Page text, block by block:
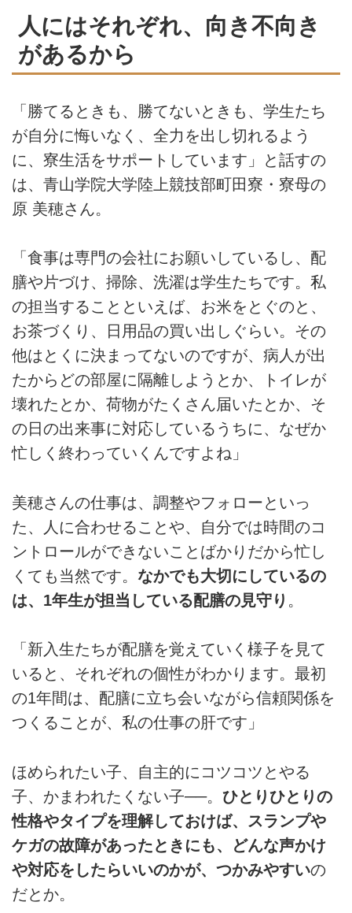
人にはそれぞれ、向き不向き
があるから
「勝てるときも、勝てないときも、学生たち
が自分に悔いなく、全力を出し切れるよう
に、寮生活をサポートしています」と話すの
は、青山学院大学陸上競技部町田寮・寮母の
原 美穂さん。
「食事は専門の会社にお願いしているし、配
膳や片づけ、掃除、洗濯は学生たちです。私
の担当することといえば、お米をとぐのと、
お茶づくり、日用品の買い出しぐらい。その
他はとくに決まってないのですが、病人が出
たからどの部屋に隔離しようとか、トイレが
壊れたとか、荷物がたくさん届いたとか、そ
の日の出来事に対応しているうちに、なぜか
忙しく終わっていくんですよね」
美穂さんの仕事は、調整やフォローといっ
た、人に合わせることや、自分では時間のコ
ントロールができないことばかりだから忙し
くても当然です。 なかでも大切にしているの
は、1年生が担当している配膳の見守り 。
「新入生たちが配膳を覚えていく様子を見て
いると、それぞれの個性がわかります。最初
の1年間は、配膳に立ち会いながら信頼関係を
つくることが、私の仕事の肝です」
ほめられたい子、自主的にコツコツとやる
子、かまわれたくない子──。 ひとりひとりの
性格やタイプを理解しておけば、スランプや
ケガの故障があったときにも、どんな声かけ
や対応をしたらいいのかが、つかみやすいの
だとか。